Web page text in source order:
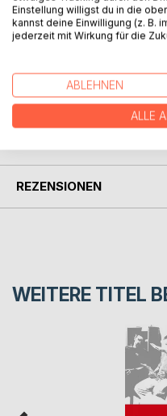
und Gedanken notiert und
dem interessierten und
AUTOR/IN
REZENSIONEN
WEITERE TITEL
Einstellung willigst du in die
kannst deine Einwilligung (z. B.
jederzeit mit Wirkung für die
ABLEHNEN
ALLE